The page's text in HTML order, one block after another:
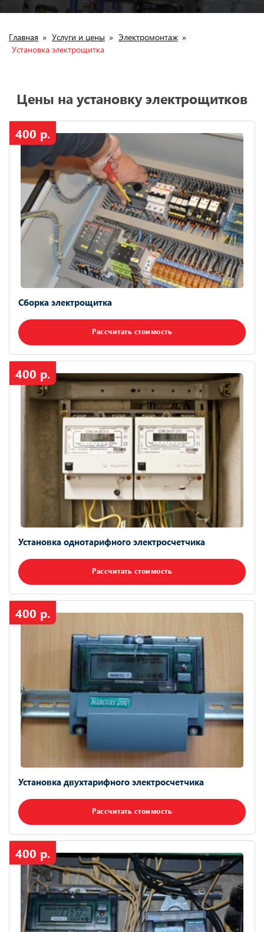
Главная » Услуги и цены » Электромонтаж »
Установка электрощитка
Цены на установку электрощитков
400 р.
Сборка электрощитка
Рассчитать стоимость
400 р.
Установка однотарифного электросчетчика
Рассчитать стоимость
400 р.
Установка двухтарифного электросчетчика
Рассчитать стоимость
400 р.